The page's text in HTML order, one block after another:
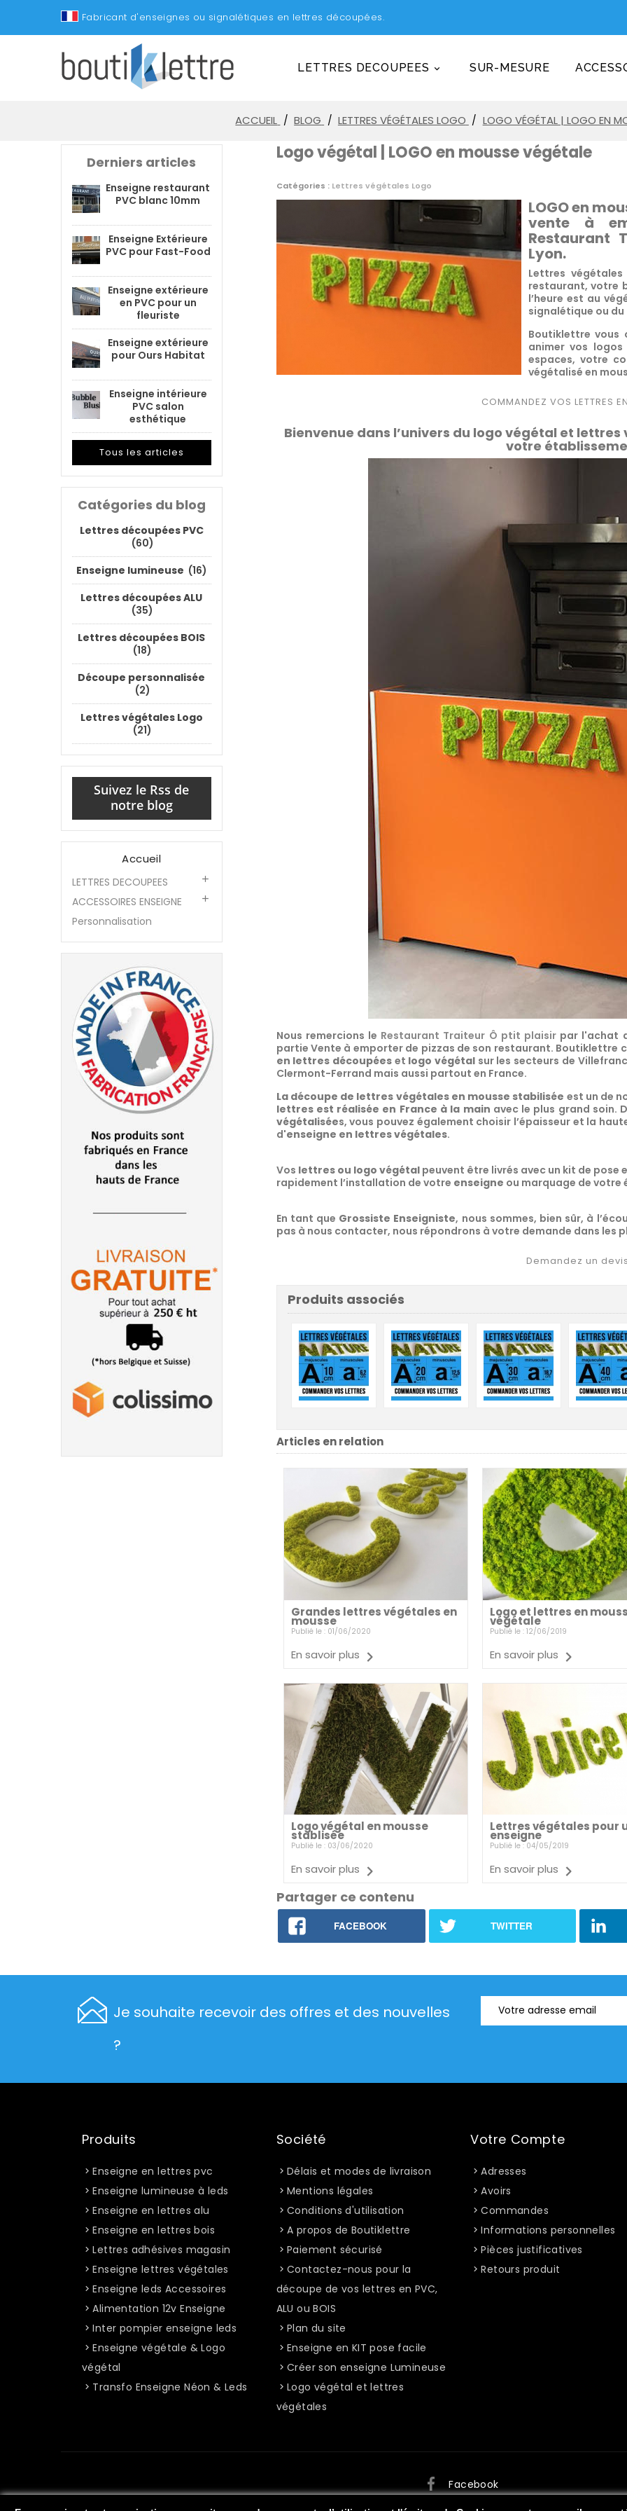
Fabricant d'enseignes ou signalétiques en lettres découpées.

LETTRES DECOUPEES SUR-MESURE
ACCUEIL BLOG LETTRES VÉGÉTALES LOGO LOGO VÉGÉTAL | LOGO EN
Derniers articles
Enseigne restaurant
PVC blanc 10mm
Enseigne Extérieure
PVC pour Fast-Food
Enseigne extérieure
en PVC pour un
fleuriste
Enseigne extérieure
pour Ours Habitat
Enseigne intérieure
PVC salon
esthétique
Tous les articles
Catégories du blog
Lettres découpées PVC
(60)
Enseigne lumineuse (16)
Lettres découpées ALU
(35)
Lettres découpées BOIS
(18)
Découpe personnalisée
(2)
Lettres végétales Logo
(21)
Suivez le Rss de
notre blog
Accueil
LETTRES DECOUPEES 
ACCESSOIRES ENSEIGNE 
Personnalisation
Logo végétal | LOGO en mousse végétale
Catégories : Lettres végétales Logo
LOGO en
vente à
Restaurant
Lyon.
Lettres
restaurant, votre
l’heure est au
signalétique ou
Boutiklettre vous
animer vos
espaces, votre
végétalisé en
COMMANDEZ VOS LETTRES
Bienvenue dans l’univers du logo végétal et
votre
Nous remercions le Restaurant Traiteur Ô ptit plaisirpar l'achat
partie Vente à emporter de pizzas de son restaurant. Boutiklettre
en lettres découpéeset logo végétal sur les secteurs de
Clermont-Ferrand mais aussi partout en France.
La découpe de lettres végétales en mousse stabilisée est un de
lettres est réalisée en France à la main avec le plus grand soin.
végétalisées, vous pouvez également choisir l’épaisseur et la
d'enseigne en lettres végétales.
Vos lettres ou logo végétalpeuvent être livrés avec un kit de pose
rapidement l’installation de votre enseigne ou marquage de votre
En tant que Grossiste Enseigniste, nous sommes, bien sûr, à
pas à nous contacter, nous répondrons à votre demande dans les
Demandez un
Produits associés
Articles en relation
Grandes lettres végétales en
mousse
Publié le : 01/06/2020
En savoir plus
Logo et lettres en
végétale
Publié le : 12/06/2019
En savoir plus
Logo végétal en mousse
stablisée
Publié le : 03/06/2020
En savoir plus
Lettres végétales pour
enseigne
Publié le : 04/05/2019
En savoir plus
Partager ce contenu
FACEBOOK TWITTER
Je souhaite recevoir des offres et des nouvelles
?
Produits
Enseigne en lettres pvc
Enseigne lumineuse à leds
Enseigne en lettres alu
Enseigne en lettres bois
Lettres adhésives magasin
Enseigne lettres végétales
Enseigne leds Accessoires
Alimentation 12v Enseigne
Inter pompier enseigne leds
Enseigne végétale & Logo
végétal
Transfo Enseigne Néon & Leds
Société
Délais et modes de livraison
Mentions légales
Conditions d'utilisation
A propos de Boutiklettre
Paiement sécurisé
Contactez-nous pour la
découpe de vos lettres en PVC,
ALU ou BOIS
Plan du site
Enseigne en KIT pose facile
Créer son enseigne Lumineuse
Logo végétal et lettres
végétales
Votre Compte
Adresses
Avoirs
Commandes
Informations personnelles
Pièces justificatives
Retours produit
Facebook